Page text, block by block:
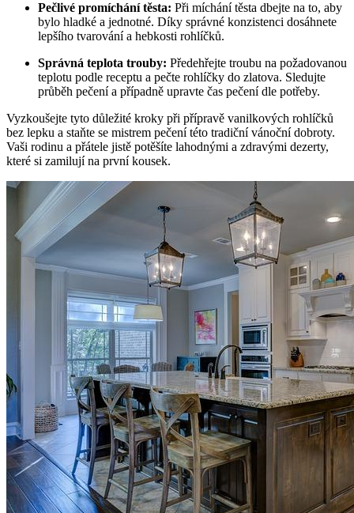
Pečlivé promíchání těsta: Při míchání těsta dbejte na to, aby
bylo hladké a jednotné. Díky správné konzistenci dosáhnete
lepšího tvarování a hebkosti rohlíčků.
Správná teplota trouby: Předehřejte troubu na požadovanou
teplotu podle receptu a pečte rohlíčky do zlatova. Sledujte
průběh pečení a případně upravte čas pečení dle potřeby.
Vyzkoušejte tyto důležité kroky při přípravě vanilkových rohlíčků
bez lepku a staňte se mistrem pečení této tradiční vánoční dobroty.
Vaši rodinu a přátele jistě potěšíte lahodnými a zdravými dezerty,
které si zamilují na první kousek.